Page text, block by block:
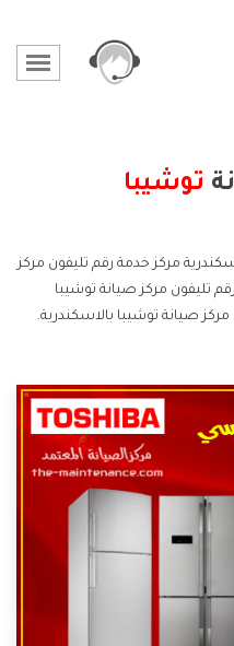
توشيبا
مركز خدمة رقم تليفون مركز
تليفون مركز صيانة توشيبا
صيانة توشيبا بالاسكندرية.